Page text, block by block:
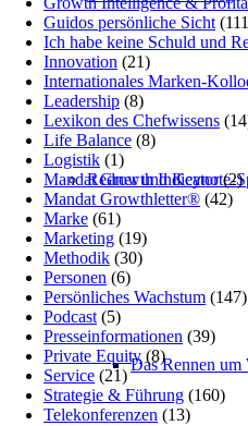
Redner und Keynote-
Das Rennen um
Guidos persönliche Sicht
Ich habe keine Schuld und
Innovation (21)
Internationales Marken-
Leadership (8)
Lexikon des Chefwissens
Life Balance (8)
Logistik (1)
Mandat Growth Indicator(2)
Mandat Growthletter® (42)
Marke (61)
Marketing (19)
Methodik (30)
Personen (6)
Persönliches Wachstum (147)
Podcast (5)
Presseinformationen (39)
Private Equity (8)
Service (21)
Strategie & Führung (160)
Telekonferenzen (13)